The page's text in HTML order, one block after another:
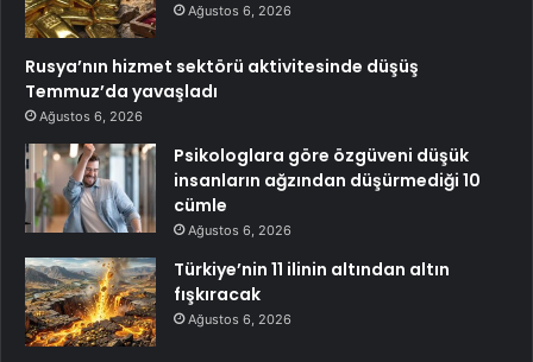
Ağustos 6, 2026
Rusya’nın hizmet sektörü aktivitesinde düşüş
Temmuz’da yavaşladı
Ağustos 6, 2026
Psikologlara göre özgüveni düşük
insanların ağzından düşürmediği 10
cümle
Ağustos 6, 2026
Türkiye’nin 11 ilinin altından altın
fışkıracak
Ağustos 6, 2026